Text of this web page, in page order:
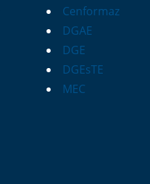
Cenformaz
DGAE
DGE
DGEsTE
MEC